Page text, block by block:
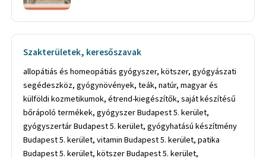
Szakterületek, keresőszavak
allopátiás és homeopátiás gyógyszer, kötszer, gyógyászati
segédeszköz, gyógynövények, teák, natúr, magyar és
külföldi kozmetikumok, étrend-kiegészítők, saját készítésű
bőrápoló termékek, gyógyszer Budapest 5. kerület,
gyógyszertár Budapest 5. kerület, gyógyhatású készítmény
Budapest 5. kerület, vitamin Budapest 5. kerület, patika
Budapest 5. kerület, kötszer Budapest 5. kerület,